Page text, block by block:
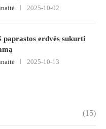
2025-10-02
paprastos erdvės sukurti
2025-10-13
(15)